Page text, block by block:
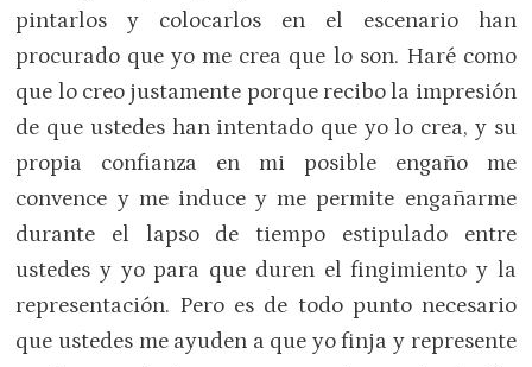
pintarlos y colocarlos en el escenario han
procurado que yo me crea que lo son. Haré como
que lo creo justamente porque recibo la impresión
de que ustedes han intentado que yo lo crea, y su
propia confianza en mi posible engaño me
convence y me induce y me permite engañarme
durante el lapso de tiempo estipulado entre
ustedes y yo para que duren el fingimiento y la
representación. Pero es de todo punto necesario
que ustedes me ayuden a que yo finja y represente